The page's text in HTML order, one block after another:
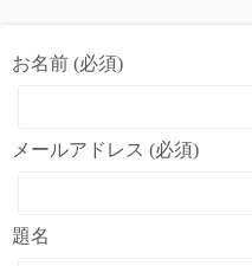
お名前 (必須)
メールアドレス (必須)
題名